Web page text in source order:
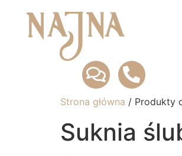
Strona główna / Produkty
Suknia